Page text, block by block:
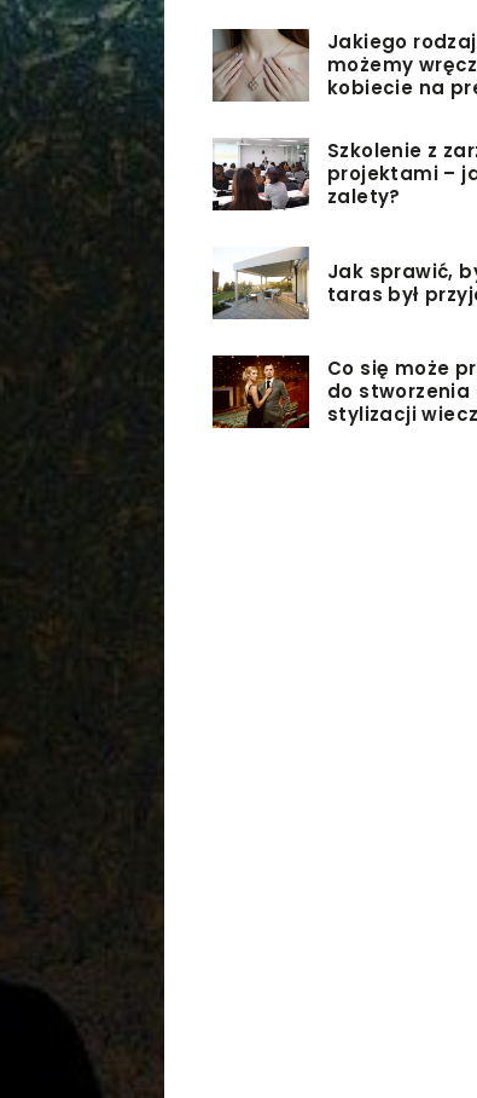
Jakiego
możemy
kobiecie na
Szkolenie z
projektami –
zalety?
Jak sprawić,
taras był
Co się może
do stworzenia
stylizacji